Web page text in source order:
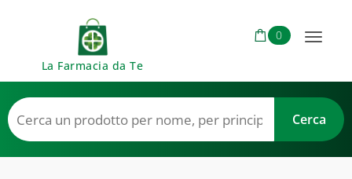
La Farmacia da Te
0
Toggle